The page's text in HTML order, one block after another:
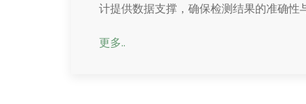
计提供数据支撑，确保检测结果的准确性
更多..